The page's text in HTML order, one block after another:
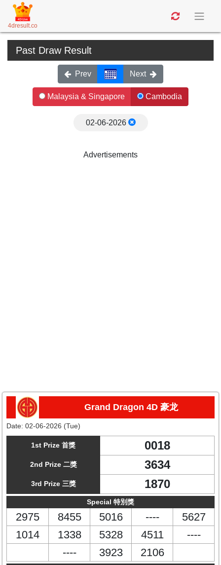
4dresult.co
Past Draw Result
Prev Next
Malaysia & Singapore Cambodia
02-06-2026
Advertisements
Grand Dragon 4D 豪龙
Date: 02-06-2026 (Tue)
1st Prize 首獎 0018
2nd Prize 二獎 3634
3rd Prize 三獎 1870
Special 特別獎
2975 8455 5016 ----
5627
1014
1338 5328 4511
----
----
3923 2106